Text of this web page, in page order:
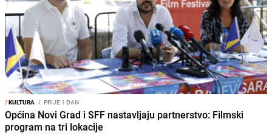
/KULTURA I PRIJE 1 DAN
Općina Novi Grad i SFF nastavljaju partnerstvo: Filmski
program na tri lokacije